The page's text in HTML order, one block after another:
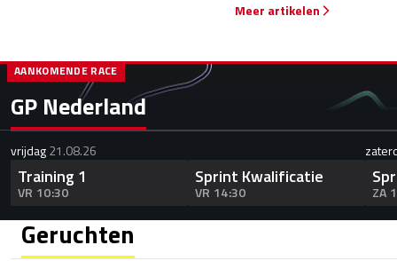
Meer artikelen
GP Nederland
AANKOMENDE RACE
vrijdag21.08.26
Training 1
VR 10:30
Sprint Kwalificatie
VR 14:30 ZA
Geruchten